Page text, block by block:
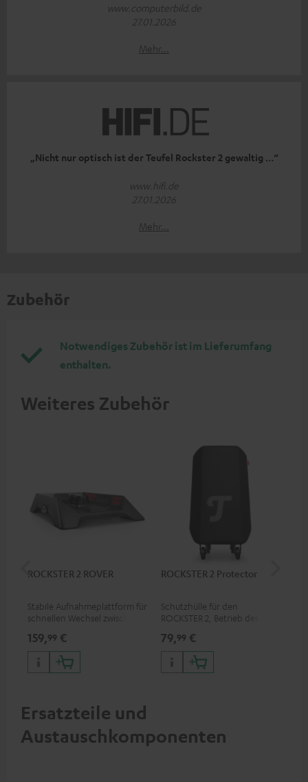
www.computerbild.de
27.01.2026
Mehr...
„Nicht nur optisch ist der Teufel Rockster 2 gewaltig …“
www.hifi.de
27.01.2026
Mehr...
Zubehör
Notwendiges Zubehör ist im Lieferumfang
enthalten.
Weiteres Zubehör
ROCKSTER 2 ROVER
Stabile Aufnahmeplattform für
schnellen Wechsel zwischen
Anwendungszweck
159,99 €
ROCKSTER 2 Protector
Schutzhülle für den
ROCKSTER 2, Betrieb des
2 Protector möglich
79,99 €
Ersatzteile und
Austauschkomponenten